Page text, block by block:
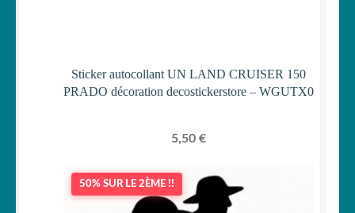
Sticker autocollant UN LAND CRUISER 150
PRADO décoration decostickerstore – WGUTX0
5,50 €
50% SUR LE 2ÈME !!